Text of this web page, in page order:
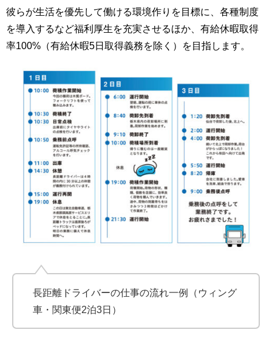
彼らが生活を優先して働ける環境作りを目標に、各種制度
を導入するなど福利厚生を充実させるほか、有給休暇取得
率100%（有給休暇5日取得義務を除く）を目指します。
長距離ドライバーの仕事の流れ一例（ウィング
車・関東便2泊3日）